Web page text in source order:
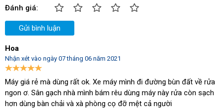
Model phun rửa này có thiết kế nhỏ gọn, kích thước chiều dài x
rộng x cao chỉ 31x25x73cm phù hợp với những không gian nhỏ.
Trọng lượng của máy chỉ 7kg nên rất dễ dàng mang sang những
Đánh giá:
Gửi bình luận
Hoa
Nhận xét vào ngày 07 tháng 06 năm 2021
Máy giá rẻ mà dùng rất ok. Xe máy mình đi đường bùn đất về rửa
ngon ơ. Sân gạch nhà mình bám rêu dùng máy này rửa còn sạch
hơn dùng bàn chải và xà phòng cọ đỡ mệt cả người